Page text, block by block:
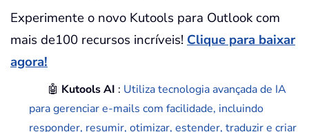
Experimente o novo Kutools para Outlook com
mais de100 recursos incríveis! Clique para baixar
agora!
🤖 Kutools AI : Utiliza tecnologia avançada de IA
para gerenciar e-mails com facilidade, incluindo
responder, resumir, otimizar, estender, traduzir e criar